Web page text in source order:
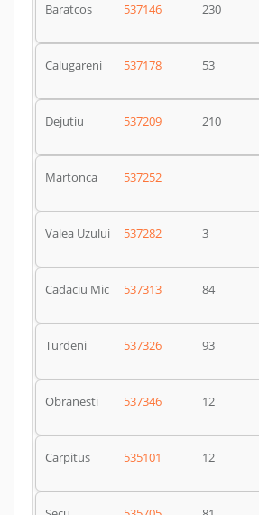
Baratcos 537146 230
Calugareni 537178 53
Dejutiu 537209 210
Martonca 537252
Valea Uzului 537282 3
Cadaciu Mic 537313 84
Turdeni 537326 93
Obranesti 537346 12
Carpitus 535101 12